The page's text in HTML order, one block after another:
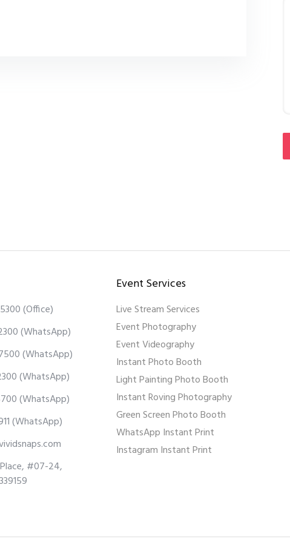
(Office)
(WhatsApp)
(WhatsApp)
(WhatsApp)
(WhatsApp)
(WhatsApp)
#07-24,
Event Services
Live Stream Services
Event Photography
Event Videography
Instant Photo Booth
Light Painting Photo Booth
Instant Roving Photography
Green Screen Photo Booth
WhatsApp Instant Print
Instagram Instant Print